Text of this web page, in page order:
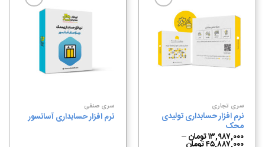
افزودن
به
علاقه
مندی
ها
سری تجاری
نرم افزار حسابداری تولیدی
محک
۱۳,۹۸۷,۰۰۰تومان–
افزودن
سری صنفی
نرم افزار حسابداری آسانسور